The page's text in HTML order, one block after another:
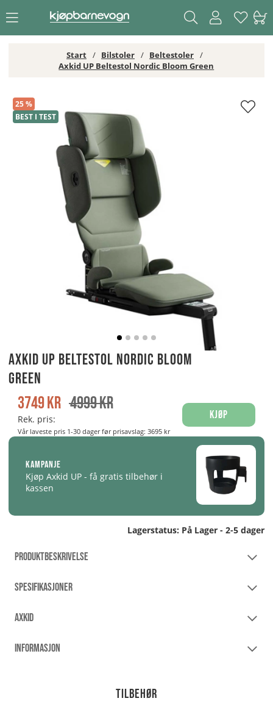
Start Bilstoler
Beltestoler
Axkid UP Beltestol Nordic Bloom Green
25
BEST I TEST
Axkid UP Beltestol Nordic Bloom Green
Axkid UP Beltestol Nordic Bloom
Green
4999kr
3749kr
Rek. pris:
Vår laveste pris 1-30 dager før prisavslag: 3695 kr
Kjøp
Kampanje
Kjøp Axkid UP - få gratis tilbehør i
kassen
Lagerstatus: På Lager - 2-5 dager
PRODUKTBESKRIVELSE
SPESIFIKASJONER
AXKID
INFORMASJON
Tilbehør